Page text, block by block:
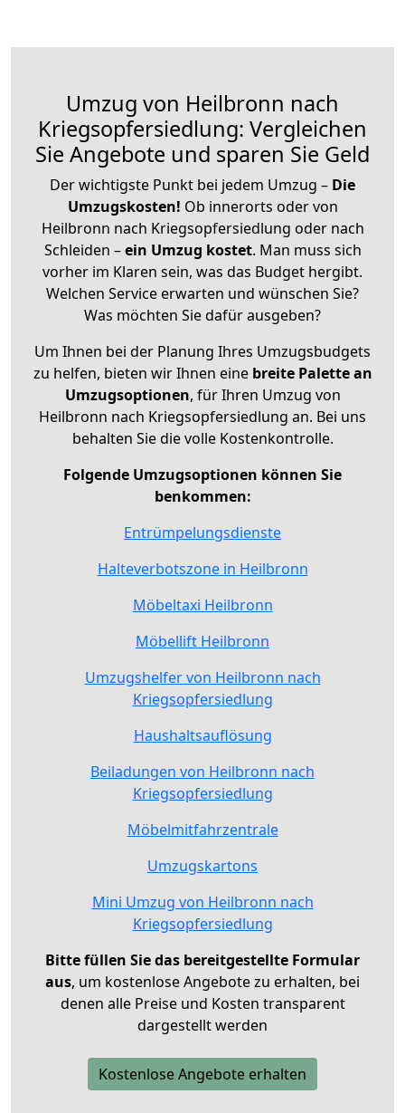
Umzug von Heilbronn nach
Kriegsopfersiedlung: Vergleichen
Sie Angebote und sparen Sie Geld
Der wichtigste Punkt bei jedem Umzug – Die
Umzugskosten! Ob innerorts oder von
Heilbronn nach Kriegsopfersiedlung oder nach
Schleiden –ein Umzug kostet. Man muss sich
vorher im Klaren sein, was das Budget hergibt.
Welchen Service erwarten und wünschen Sie?
Was möchten Sie dafür ausgeben?
Um Ihnen bei der Planung Ihres Umzugsbudgets
zu helfen, bieten wir Ihnen eine breite Palette an
Umzugsoptionen, für Ihren Umzug von
Heilbronn nach Kriegsopfersiedlung an. Bei uns
behalten Sie die volle Kostenkontrolle.
Folgende Umzugsoptionen können Sie
benkommen:
Entrümpelungsdienste
Halteverbotszone in Heilbronn
Möbeltaxi Heilbronn
Möbellift Heilbronn
Umzugshelfer von Heilbronn nach
Kriegsopfersiedlung
Haushaltsauflösung
Beiladungen von Heilbronn nach
Kriegsopfersiedlung
Möbelmitfahrzentrale
Umzugskartons
Mini Umzug von Heilbronn nach
Kriegsopfersiedlung
Bitte füllen Sie das bereitgestellte Formular
aus, um kostenlose Angebote zu erhalten, bei
denen alle Preise und Kosten transparent
dargestellt werden
Kostenlose Angebote erhalten